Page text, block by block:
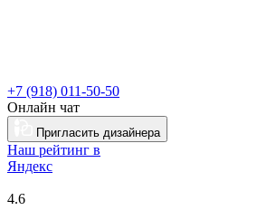
+7 (918) 011-50-50
Онлайн чат
Пригласить дизайнера
Наш рейтинг в
Яндекс
4.6